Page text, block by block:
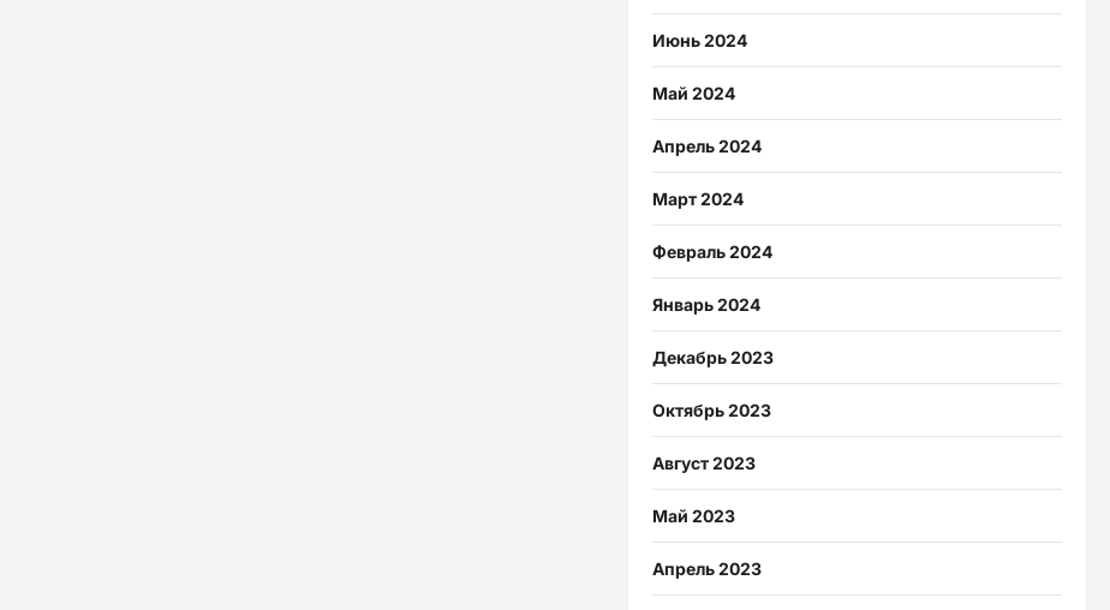
Июнь 2024
Май 2024
Апрель 2024
Март 2024
Февраль 2024
Январь 2024
Декабрь 2023
Октябрь 2023
Август 2023
Май 2023
Апрель 2023